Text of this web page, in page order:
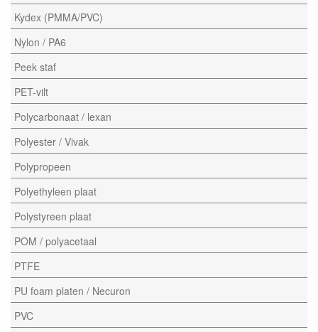
Kydex (PMMA/PVC)
Nylon / PA6
Peek staf
PET-vilt
Polycarbonaat / lexan
Polyester / Vivak
Polypropeen
Polyethyleen plaat
Polystyreen plaat
POM / polyacetaal
PTFE
PU foam platen / Necuron
PVC